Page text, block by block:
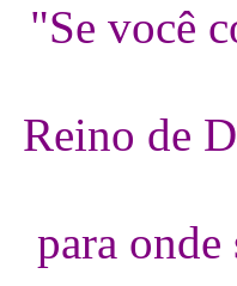
"Se você
Reino de
para